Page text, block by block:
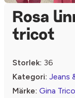
Rosa
tricot
Storlek: 36
Kategori: Jeans
Märke: Gina